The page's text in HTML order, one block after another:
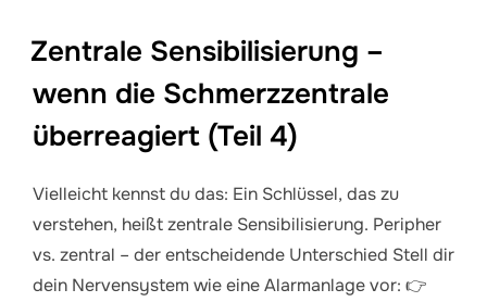
Zentrale Sensibilisierung –
wenn die Schmerzzentrale
überreagiert (Teil 4)
Vielleicht kennst du das: Ein Schlüssel, das zu
verstehen, heißt zentrale Sensibilisierung. Peripher
vs. zentral – der entscheidende Unterschied Stell dir
dein Nervensystem wie eine Alarmanlage vor: 👉